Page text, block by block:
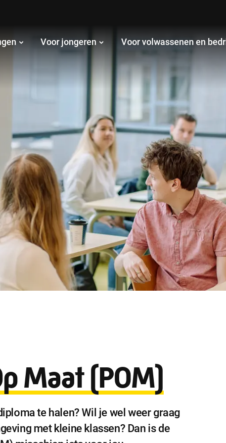
Voor jongeren Voor volwassenen en
Maat (POM)
te halen? Wil je wel weer graag
met kleine klassen? Dan is de